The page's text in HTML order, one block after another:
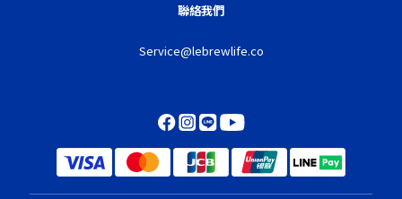
聯絡我們
Service@lebrewlife.co